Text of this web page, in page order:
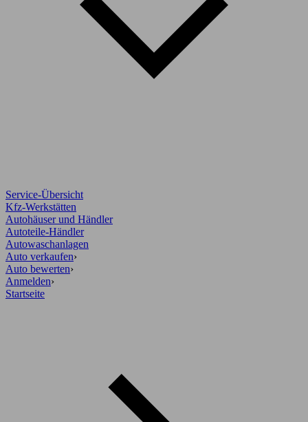
Service-Übersicht
Kfz-Werkstätten
Autohäuser und Händler
Autoteile-Händler
Autowaschanlagen
Auto verkaufen›
Auto bewerten›
Anmelden›
Startseite